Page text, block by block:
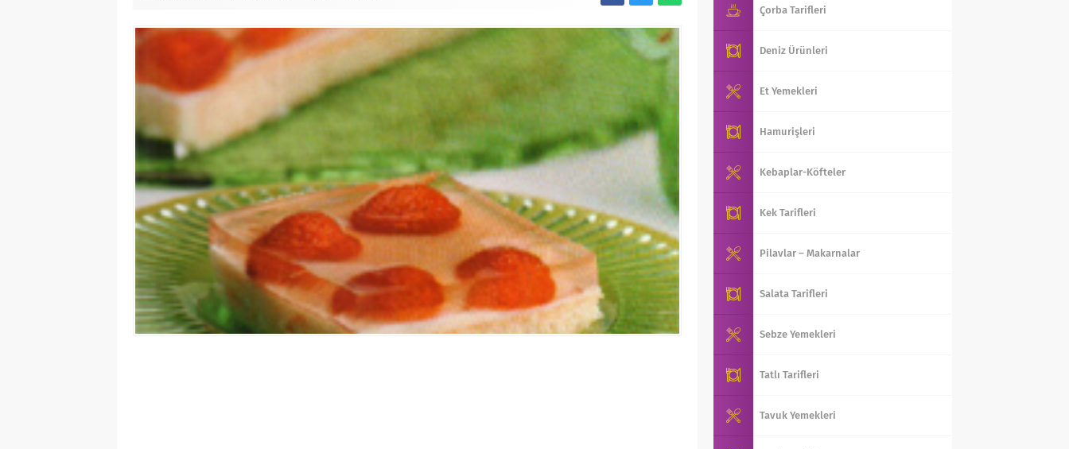
Çorba Tarifleri
Deniz Ürünleri
Et Yemekleri
Hamurişleri
Kebaplar-Köfteler
Kek Tarifleri
Pilavlar – Makarnalar
Salata Tarifleri
Sebze Yemekleri
Tatlı Tarifleri
Tavuk Yemekleri